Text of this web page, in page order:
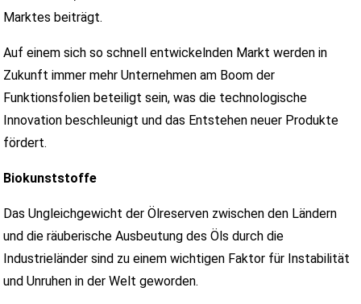
Marktes beiträgt.
Auf einem sich so schnell entwickelnden Markt werden in
Zukunft immer mehr Unternehmen am Boom der
Funktionsfolien beteiligt sein, was die technologische
Innovation beschleunigt und das Entstehen neuer Produkte
fördert.
Biokunststoffe
Das Ungleichgewicht der Ölreserven zwischen den Ländern
und die räuberische Ausbeutung des Öls durch die
Industrieländer sind zu einem wichtigen Faktor für Instabilität
und Unruhen in der Welt geworden.